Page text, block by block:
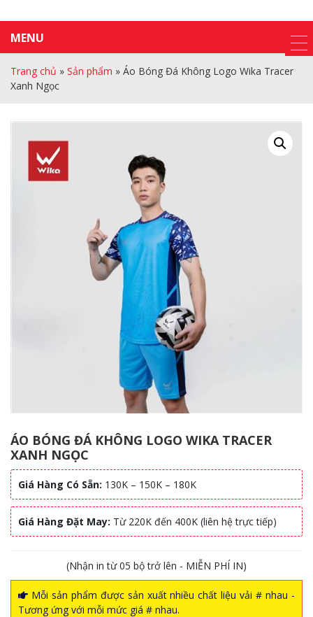
MENU
Trang chủ » Sản phẩm » Áo Bóng Đá Không Logo Wika Tracer
Xanh Ngọc
ÁO BÓNG ĐÁ KHÔNG LOGO WIKA TRACER
XANH NGỌC
Giá Hàng Có Sẵn: 130K – 150K – 180K
Giá Hàng Đặt May: Từ 220K đến 400K (liên hệ trực tiếp)
(Nhận in từ 05 bộ trở lên - MIỄN PHÍ IN)
Mỗi sản phẩm được sản xuất nhiều chất liệu vải # nhau -
Tương ứng với mỗi mức giá # nhau.